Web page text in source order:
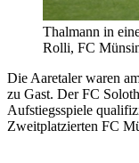
Thalmann in
Rolli, FC
Die Aaretaler waren
zu Gast. Der FC
Aufstiegsspiele
Zweitplatzierten FC